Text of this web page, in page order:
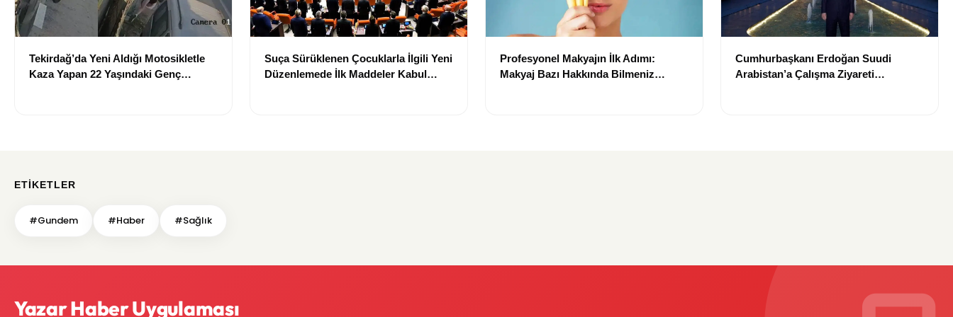
Tekirdağ’da Yeni Aldığı Motosikletle
Kaza Yapan 22 Yaşındaki Genç
Suça Sürüklenen Çocuklarla İlgili Yeni
Düzenlemede İlk Maddeler Kabul
Profesyonel Makyajın İlk Adımı:
Makyaj Bazı Hakkında Bilmeniz
Cumhurbaşkanı Erdoğan Suudi
Arabistan’a Çalışma Ziyareti
ETIKETLER
#Gundem #Haber #Sağlık
Yazar Haber Uygulaması